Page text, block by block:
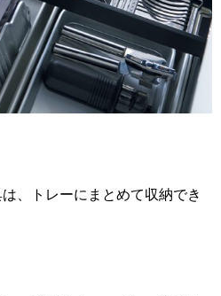
、トレーにまとめて収納でき